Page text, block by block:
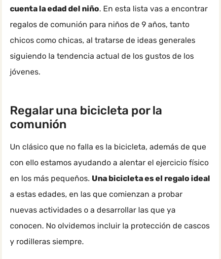
cuenta la edad del niño. En esta lista vas a encontrar
regalos de comunión para niños de 9 años, tanto
chicos como chicas, al tratarse de ideas generales
siguiendo la tendencia actual de los gustos de los
jóvenes.
Regalar una bicicleta por la
comunión
Un clásico que no falla es la bicicleta, además de que
con ello estamos ayudando a alentar el ejercicio físico
en los más pequeños. Una bicicleta es el regalo ideal
a estas edades, en las que comienzan a probar
nuevas actividades o a desarrollar las que ya
conocen. No olvidemos incluir la protección de cascos
y rodilleras siempre.